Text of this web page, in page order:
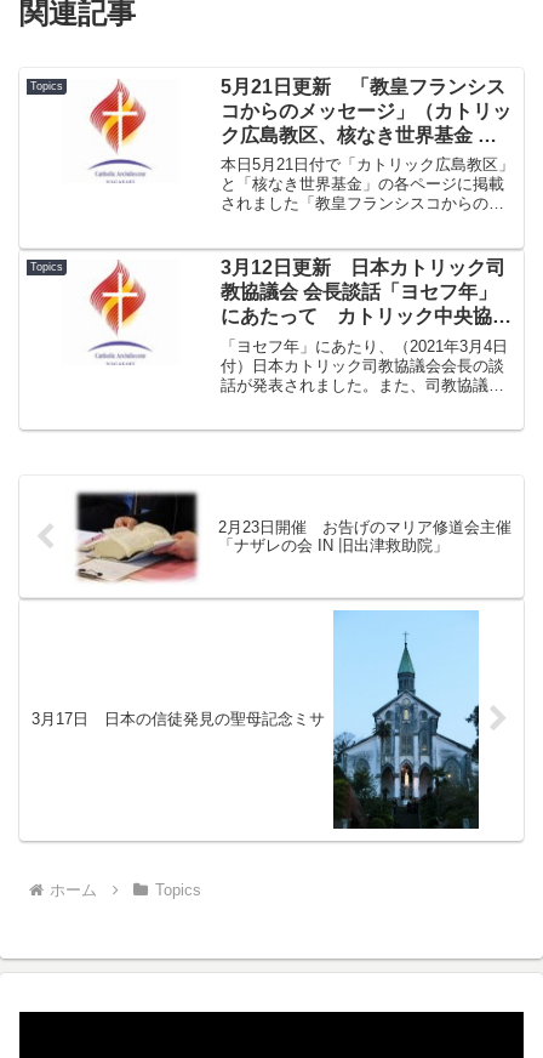
関連記事
Topics
5月21日更新 「教皇フランシス
コからのメッセージ」（カトリッ
ク広島教区、核なき世界基金 ペ
ージのご案内）
本日5月21日付で「カトリック広島教区」
と「核なき世界基金」の各ページに掲載
されました「教皇フランシスコからのメ
えいたします。■ 2023-05-21付 教皇フ
ランシス...
Topics
3月12日更新 日本カトリック司
教協議会 会長談話「ヨセフ年」
にあたって カトリック中央協議
会ホームページ掲載のご案内
「ヨセフ年」にあたり、（2021年3月4日
付）日本カトリック司教協議会会長の談
話が発表されました。また、司教協議会
2月23日開催 お告げのマリア修道会主催
「ナザレの会 IN 旧出津救助院」
3月17日 日本の信徒発見の聖母記念ミサ
ホーム Topics